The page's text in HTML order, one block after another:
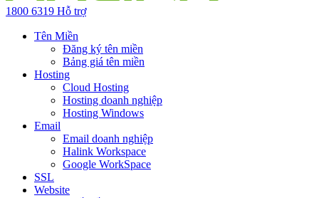
1800 6319 Hỗ trợ
Tên Miền
Đăng ký tên miền
Bảng giá tên miền
Hosting
Cloud Hosting
Hosting doanh nghiệp
Hosting Windows
Email
Email doanh nghiệp
Halink Workspace
Google WorkSpace
SSL
Website